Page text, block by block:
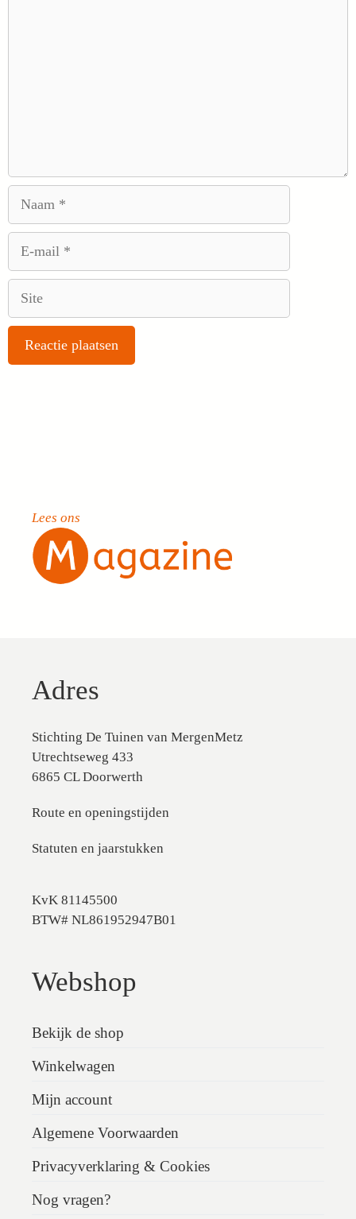
Lees ons
Adres
Stichting De Tuinen van MergenMetz
Utrechtseweg 433
6865 CL Doorwerth
Route en openingstijden
Statuten en jaarstukken
KvK 81145500
BTW# NL861952947B01
Webshop
Bekijk de shop
Winkelwagen
Mijn account
Algemene Voorwaarden
Privacyverklaring & Cookies
Nog vragen?